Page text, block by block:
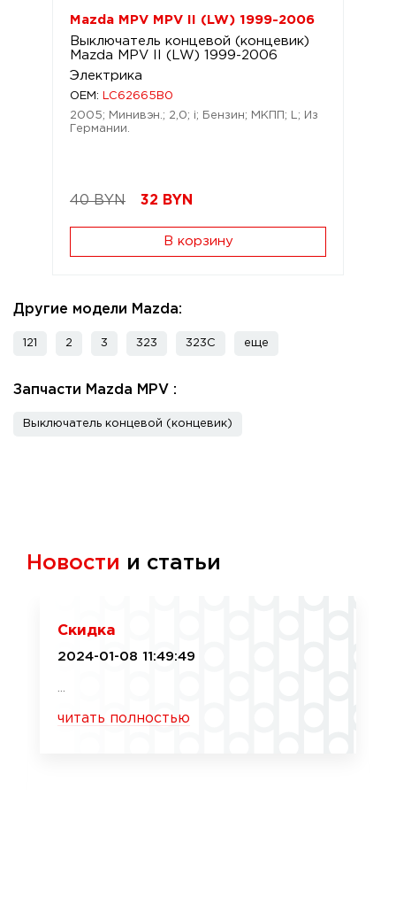
Mazda MPV MPV II (LW) 1999-2006
Выключатель концевой (концевик)
Mazda MPV II (LW) 1999-2006
Электрика
OEM:
LC62665B0
2005; Минивэн.; 2,0; i; Бензин; МКПП; L; Из
Германии.
40 BYN 32 BYN
В корзину
Другие модели Mazda:
121 2 3 323 323C еще
Запчасти Mazda MPV :
Выключатель концевой (концевик)
Новости и статьи
Скидка
2024-01-08 11:49:49
читать полностью